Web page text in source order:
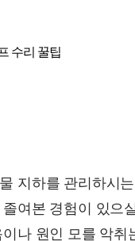
수리 꿀팁
지하를 관리하시는
여본 경험이 있으
나 원인 모를 악취